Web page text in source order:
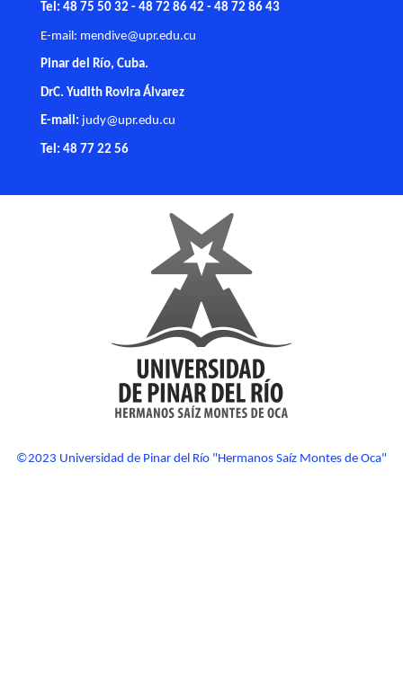
Tel: 48 75 50 32 - 48 72 86 42 - 48 72 86 43
E-mail: mendive@upr.edu.cu
Pinar del Río, Cuba.
DrC. Yudith Rovira Álvarez
E-mail: judy@upr.edu.cu
Tel: 48 77 22 56
©2023 Universidad de Pinar del Río "Hermanos Saíz Montes de Oca"